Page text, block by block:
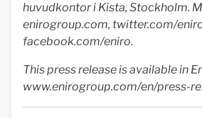
huvudkontor i Kista, Stockholm.
enirogroup.com, twitter.com/
facebook.com/eniro.
This press release is available in
www.enirogroup.com/en/press-